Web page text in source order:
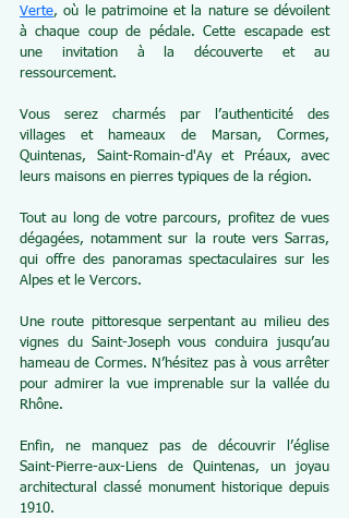
Verte, où le patrimoine et la nature se dévoilent
à chaque coup de pédale. Cette escapade est
une invitation à la découverte et au
ressourcement.
Vous serez charmés par l’authenticité des
villages et hameaux de Marsan, Cormes,
Quintenas, Saint-Romain-d'Ay et Préaux, avec
leurs maisons en pierres typiques de la région.
Tout au long de votre parcours, profitez de vues
dégagées, notamment sur la route vers Sarras,
qui offre des panoramas spectaculaires sur les
Alpes et le Vercors.
Une route pittoresque serpentant au milieu des
vignes du Saint-Joseph vous conduira jusqu’au
hameau de Cormes. N’hésitez pas à vous arrêter
pour admirer la vue imprenable sur la vallée du
Rhône.
Enfin, ne manquez pas de découvrir l’église
Saint-Pierre-aux-Liens de Quintenas, un joyau
architectural classé monument historique depuis
1910.